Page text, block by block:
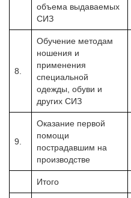
объема выдаваемых
СИЗ
8.
Обучение методам
ношения и
применения
специальной
одежды, обуви и
других СИЗ
9.
Оказание первой
помощи
пострадавшим на
производстве
Итого